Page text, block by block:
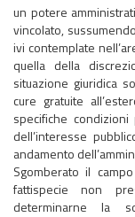
un potere
vincolato,
ivi contemplate
quella della
situazione giuridica
cure gratuite
specifiche
dell’interesse
andamento
​​​​​​​Sgomberato il
fattispecie non
determinarne la